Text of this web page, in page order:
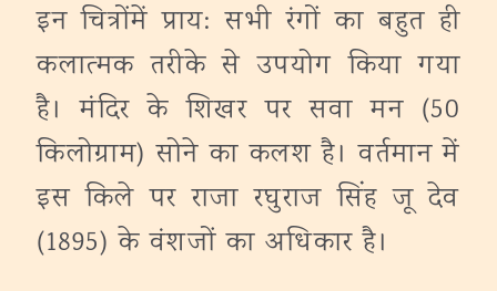
इन चित्रोंमें प्राय: सभी रंगों का बहुत ही
कलात्‍मक तरीके से उपयोग किया गया
है। मंदिर के शिखर पर सवा मन (50
किलोग्राम) सोने का कलश है। वर्तमान में
इस किले पर राजा रघुराज सिंह जू देव
(1895) के वंशजों का अधिकार है।